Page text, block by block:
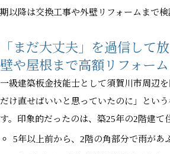
期以降は交換工事や外壁リフォームまで検
「まだ大丈夫」を過信して
壁や屋根まで高額リフォー
一級建築板金技能士として須賀川市周辺
だけ直せばいいと思っていたのに」とい
す。印象的だったのは、築25年の2階建て
5年以上前から、2階の角部分で雨があ